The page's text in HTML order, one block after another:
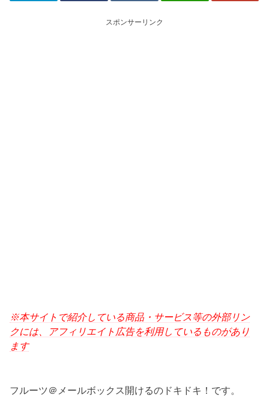
スポンサーリンク
※本サイトで紹介している商品・サービス等の外部リン
クには、アフィリエイト広告を利用しているものがあり
ます
フルーツ＠メールボックス開けるのドキドキ！です。